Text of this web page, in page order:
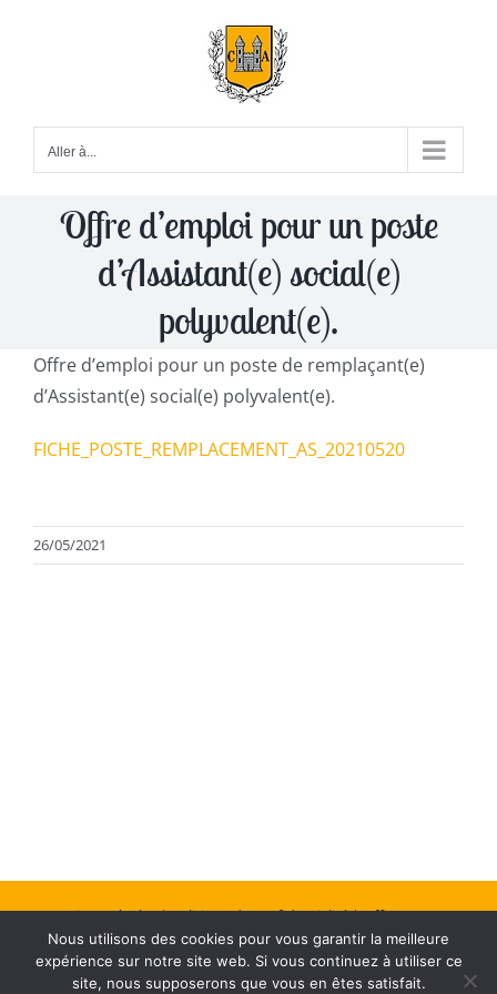
Aller à...
Offre d’emploi pour un poste
d’Assistant(e) social(e)
polyvalent(e).
Offre d’emploi pour un poste de remplaçant(e)
d’Assistant(e) social(e) polyvalent(e).
FICHE_POSTE_REMPLACEMENT_AS_20210520
26/05/2021
Mentions Légales| Politique de confidentialité| Office Center :
Création de site web
Nous utilisons des cookies pour vous garantir la meilleure
expérience sur notre site web. Si vous continuez à utiliser ce
site, nous supposerons que vous en êtes satisfait.